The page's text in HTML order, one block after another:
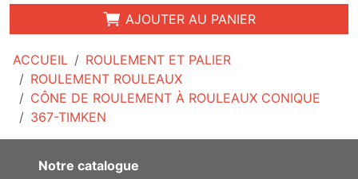
ACCUEIL
ROULEMENT ET PALIER
ROULEMENT ROULEAUX
CÔNE DE ROULEMENT À ROULEAUX CONIQUE
367-TIMKEN
AJOUTER AU PANIER
Notre catalogue